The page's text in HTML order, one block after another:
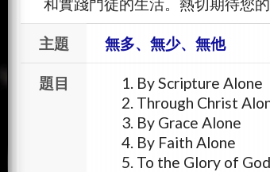
主題
無多、無少、無他
題目
By Scripture Alone
Through Christ
By Grace Alone
By Faith Alone
To the Glory of God